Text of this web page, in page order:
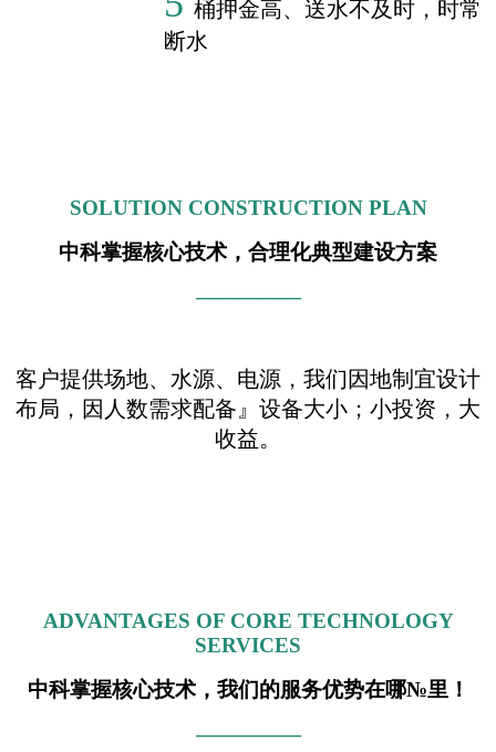
桶押金高、送水不及时，时常
断水
SOLUTION CONSTRUCTION PLAN
中科掌握核心技术，合理化典型建设方案
—————
客户提供场地、水源、电源，我们因地制宜设计
布局，因人数需求配备』设备大小；小投资，大
收益。
ADVANTAGES OF CORE TECHNOLOGY
SERVICES
中科掌握核心技术，我们的服务优势在哪№里！
—————